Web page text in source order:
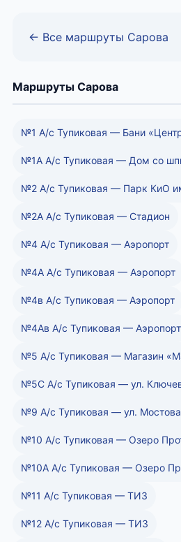
← Все маршруты Сарова
Маршруты Сарова
№1 А/с Тупиковая — Бани
№1А А/с Тупиковая — Дом со
№2 А/с Тупиковая — Парк КиО
№2А А/с Тупиковая — Стадион
№4 А/с Тупиковая — Аэропорт
№4А А/с Тупиковая — Аэропорт
№4в А/с Тупиковая — Аэропорт
№4Ав А/с Тупиковая — Аэропорт
№5 А/с Тупиковая — Магазин
№5С А/с Тупиковая — ул.
№9 А/с Тупиковая — ул.
№10 А/с Тупиковая — Озеро
№10А А/с Тупиковая — Озеро
№11 А/с Тупиковая — ТИЗ
№12 А/с Тупиковая — ТИЗ